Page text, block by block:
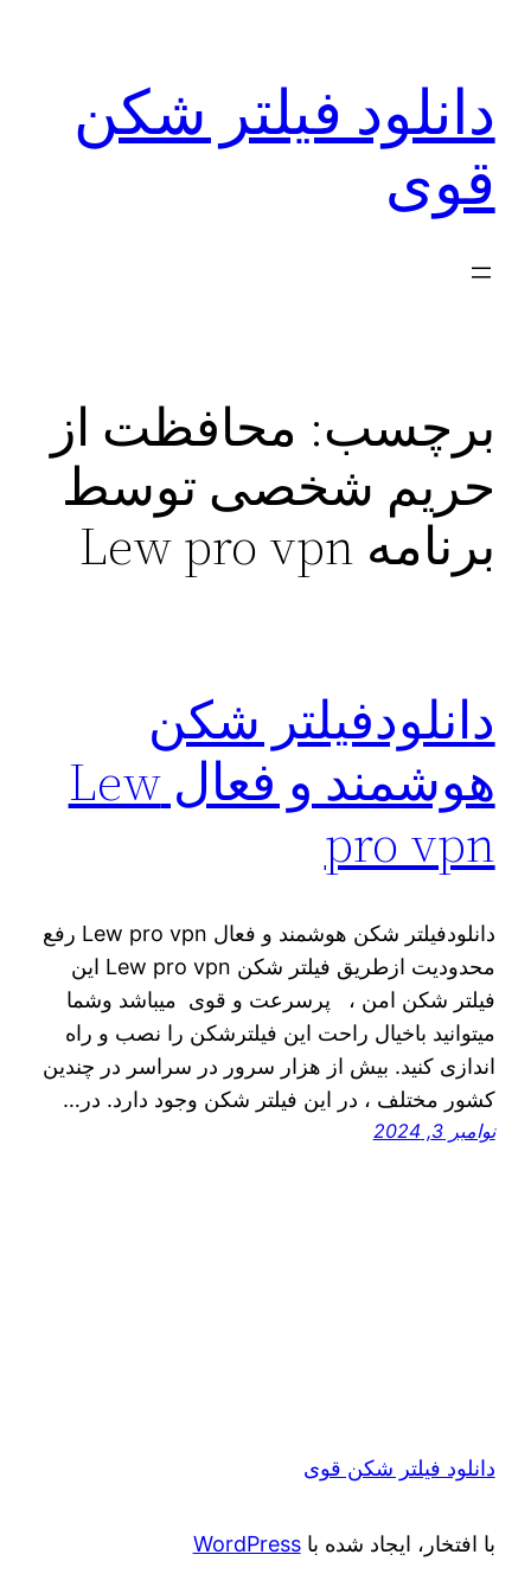
دانلود فیلتر شکن
قوی
برچسب: محافظت از
حریم شخصی توسط
برنامه Lew pro vpn
دانلودفیلتر شکن
هوشمند و فعال Lew
pro vpn
دانلودفیلتر شکن هوشمند و فعال Lew pro vpn رفع
محدودیت ازطریق فیلتر شکن Lew pro vpn این
فیلتر شکن امن ، پرسرعت و قوی میباشد وشما
میتوانید باخیال راحت این فیلترشکن را نصب و راه
اندازی کنید. بیش از هزار سرور در سراسر در چندین
کشور مختلف ، در این فیلتر شکن وجود دارد. در…
نوامبر 3, 2024
دانلود فیلتر شکن قوی
با افتخار، ایجاد شده باWordPress